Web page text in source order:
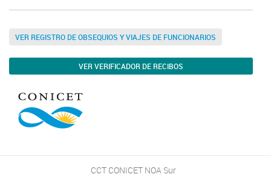
VER REGISTRO DE OBSEQUIOS Y VIAJES DE FUNCIONARIOS
VER VERIFICADOR DE RECIBOS
CCT CONICET NOA Sur